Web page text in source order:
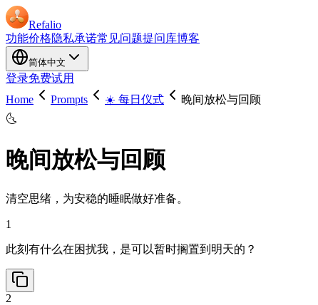
Refalio
功能价格隐私承诺常见问题提问库博客
简体中文
登录免费试用
Home
Prompts ☀️ 每日仪式
晚间放松与回顾
🌜
晚间放松与回顾
清空思绪，为安稳的睡眠做好准备。
1
此刻有什么在困扰我，是可以暂时搁置到明天的？
2